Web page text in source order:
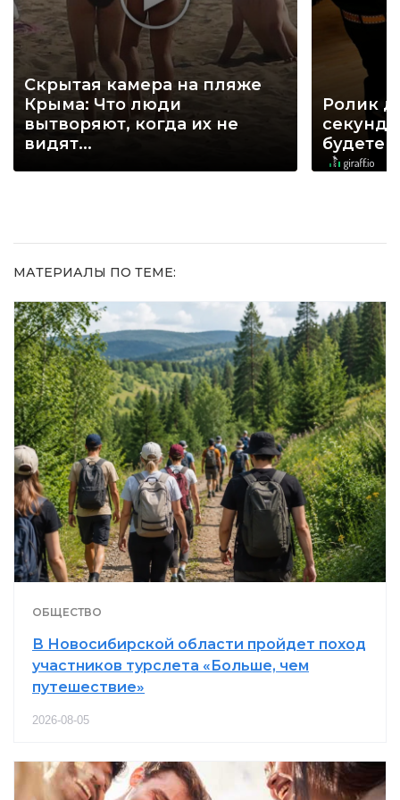
Скрытая камера на пляже
Крыма: Что люди
вытворяют, когда их не
видят...
Ролик
секунд,
будете
МАТЕРИАЛЫ ПО ТЕМЕ:
ОБЩЕСТВО
В Новосибирской области пройдет поход
участников турслета «Больше, чем
путешествие»
2026-08-05